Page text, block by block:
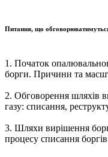
Питання, що
1. Початок
борги. Причини та
2. Обговорення шляхів
газу: списання,
3. Шляхи вирішення
процесу списання